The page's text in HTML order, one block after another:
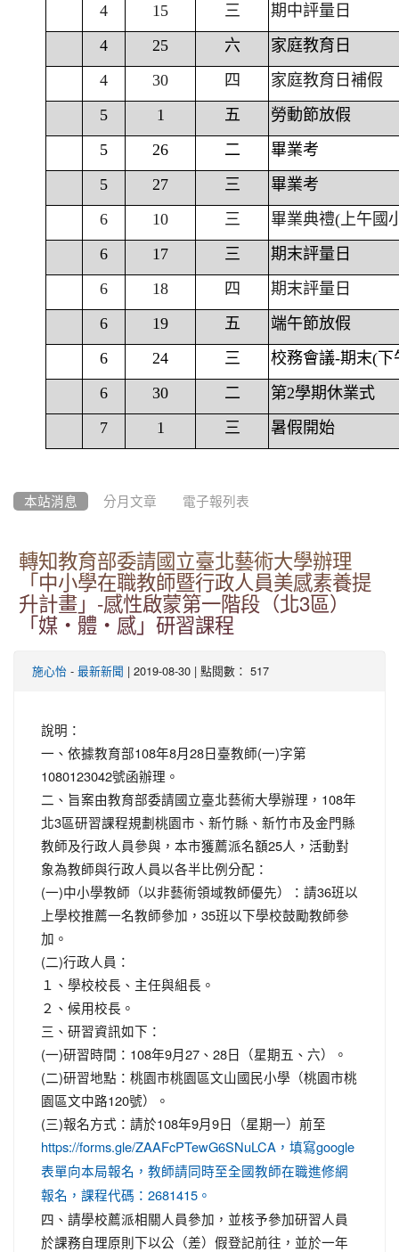
4
15 三
期中評量日
4
25 六
家庭教育日
4
30 四
家庭教育日補假
5
1 五
勞動節放假
5
26 二
畢業考
5
27 三
畢業考
6
10 三
畢業典禮(上午國
6
17 三
期末評量日
6
18 四
期末評量日
6
19 五
端午節放假
6
24 三
校務會議-期末(下
6
30 二
第2學期休業式
7
1 三 暑假開始
本站消息 分月文章 電子報列表
轉知教育部委請國立臺北藝術大學辦理
「中小學在職教師暨行政人員美感素養提
升計畫」-感性啟蒙第一階段（北3區）
「媒‧體‧感」研習課程
施心怡 - 最新新聞 | 2019-08-30 | 點閱數： 517
說明：
一、依據教育部108年8月28日臺教師(一)字第
1080123042號函辦理。
二、旨案由教育部委請國立臺北藝術大學辦理，108年
北3區研習課程規劃桃園市、新竹縣、新竹市及金門縣
教師及行政人員參與，本市獲薦派名額25人，活動對
象為教師與行政人員以各半比例分配：
(一)中小學教師（以非藝術領域教師優先）：請36班以
上學校推薦一名教師參加，35班以下學校鼓勵教師參
加。
(二)行政人員：
１、學校校長、主任與組長。
２、候用校長。
三、研習資訊如下：
(一)研習時間：108年9月27、28日（星期五、六）。
(二)研習地點：桃園市桃園區文山國民小學（桃園市桃
園區文中路120號）。
(三)報名方式：請於108年9月9日（星期一）前至
https://forms.gle/ZAAFcPTewG6SNuLCA，填寫google
表單向本局報名，教師請同時至全國教師在職進修網
報名，課程代碼：2681415。
四、請學校薦派相關人員參加，並核予參加研習人員
於課務自理原則下以公（差）假登記前往，並於一年